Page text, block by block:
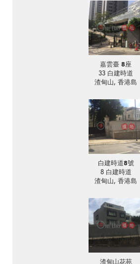
嘉雲臺 8座
33 白建時道
渣甸山, 香港島
白建時道8號
8 白建時道
渣甸山, 香港島
渣甸山花苑